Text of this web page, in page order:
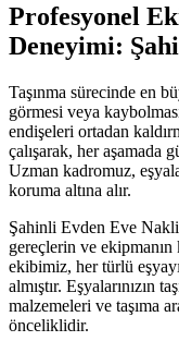
Profesyonel
Deneyimi:
Taşınma sürecinde en
görmesi veya
endişeleri ortadan
çalışarak, her aşamada
Uzman kadromuz,
koruma altına alır.
Şahinli Evden Eve
gereçlerin ve
ekibimiz, her türlü
almıştır. Eşyalarınızın
malzemeleri ve taşıma
önceliklidir.